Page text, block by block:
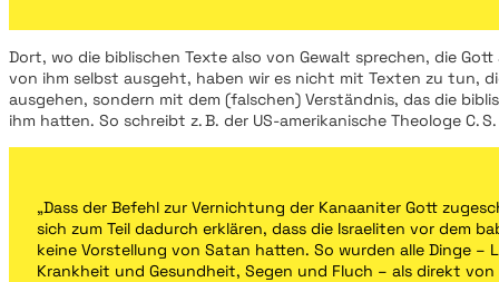
Dort, wo die biblischen Texte also von Gewalt sprechen, die
von ihm selbst ausgeht, haben wir es nicht mit Texten zu tun,
ausgehen, sondern mit dem (falschen) Verständnis, das die
ihm hatten. So schreibt z. B. der US-amerikanische Theologe C.
„Dass der Befehl zur Vernichtung der Kanaaniter Gott
sich zum Teil dadurch erklären, dass die Israeliten vor dem
keine Vorstellung von Satan hatten. So wurden alle Dinge –
Krankheit und Gesundheit, Segen und Fluch – als direkt von